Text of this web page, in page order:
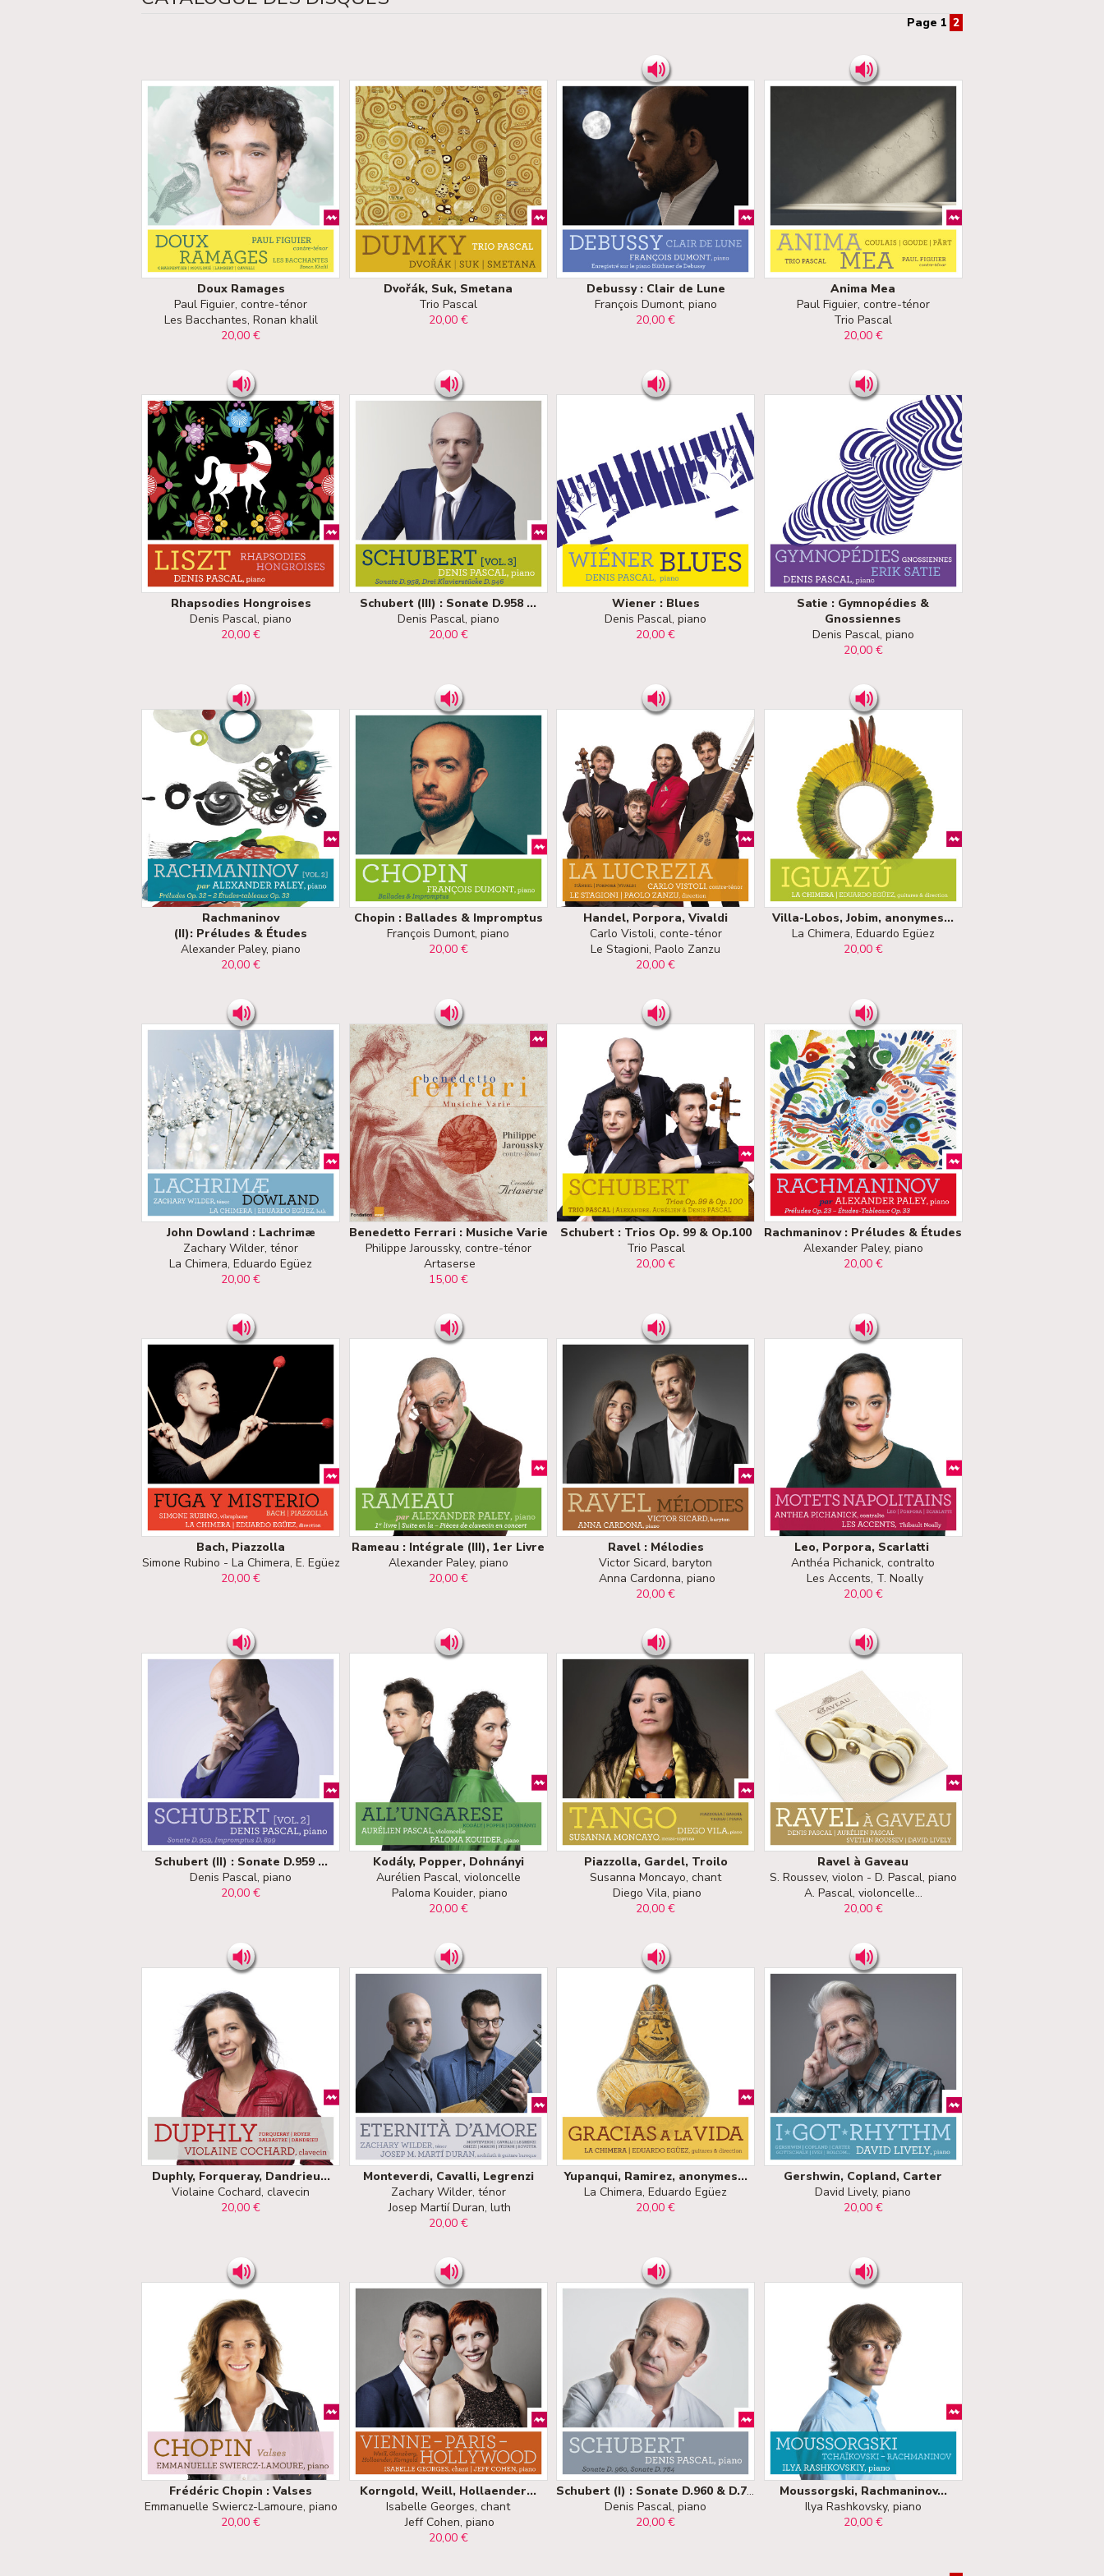
Page 1 2
Doux Ramages
Paul Figuier, contre-ténor
Les Bacchantes, Ronan khalil
20,00 €
Dvořák, Suk, Smetana
Trio Pascal
20,00 €
Debussy : Clair de Lune
François Dumont, piano
20,00 €
Anima Mea
Paul Figuier, contre-ténor
Trio Pascal
20,00 €
Rhapsodies Hongroises
Denis Pascal, piano
20,00 €
Schubert (III) : Sonate D.958 ...
Denis Pascal, piano
20,00 €
Wiener : Blues
Denis Pascal, piano
20,00 €
Satie : Gymnopédies &
Gnossiennes
Denis Pascal, piano
20,00 €
Rachmaninov
(II): Préludes & Études
Alexander Paley, piano
20,00 €
Chopin : Ballades & Impromptus
François Dumont, piano
20,00 €
Handel, Porpora, Vivaldi
Carlo Vistoli, conte-ténor
Le Stagioni, Paolo Zanzu
20,00 €
Villa-Lobos, Jobim, anonymes...
La Chimera, Eduardo Egüez
20,00 €
John Dowland : Lachrimæ
Zachary Wilder, ténor
La Chimera, Eduardo Egüez
20,00 €
Benedetto Ferrari : Musiche Varie
Philippe Jaroussky, contre-ténor
Artaserse
15,00 €
Schubert : Trios Op. 99 & Op.100
Trio Pascal
20,00 €
Rachmaninov : Préludes & Études
Alexander Paley, piano
20,00 €
Bach, Piazzolla
Simone Rubino - La Chimera, E. Egüez
20,00 €
Rameau : Intégrale (III), 1er Livre
Alexander Paley, piano
20,00 €
Ravel : Mélodies
Victor Sicard, baryton
Anna Cardonna, piano
20,00 €
Leo, Porpora, Scarlatti
Anthéa Pichanick, contralto
Les Accents, T. Noally
20,00 €
Schubert (II) : Sonate D.959 ...
Denis Pascal, piano
20,00 €
Kodály, Popper, Dohnányi
Aurélien Pascal, violoncelle
Paloma Kouider, piano
20,00 €
Piazzolla, Gardel, Troilo
Susanna Moncayo, chant
Diego Vila, piano
20,00 €
Ravel à Gaveau
S. Roussev, violon - D. Pascal, piano
A. Pascal, violoncelle...
20,00 €
Duphly, Forqueray, Dandrieu...
Violaine Cochard, clavecin
20,00 €
Monteverdi, Cavalli, Legrenzi
Zachary Wilder, ténor
Josep Martií Duran, luth
20,00 €
Yupanqui, Ramirez, anonymes...
La Chimera, Eduardo Egüez
20,00 €
Gershwin, Copland, Carter
David Lively, piano
20,00 €
Frédéric Chopin : Valses
Emmanuelle Swiercz-Lamoure, piano
20,00 €
Korngold, Weill, Hollaender...
Isabelle Georges, chant
Jeff Cohen, piano
20,00 €
Schubert (I) : Sonate D.960 & D.784
Denis Pascal, piano
20,00 €
Moussorgski, Rachmaninov...
Ilya Rashkovsky, piano
20,00 €